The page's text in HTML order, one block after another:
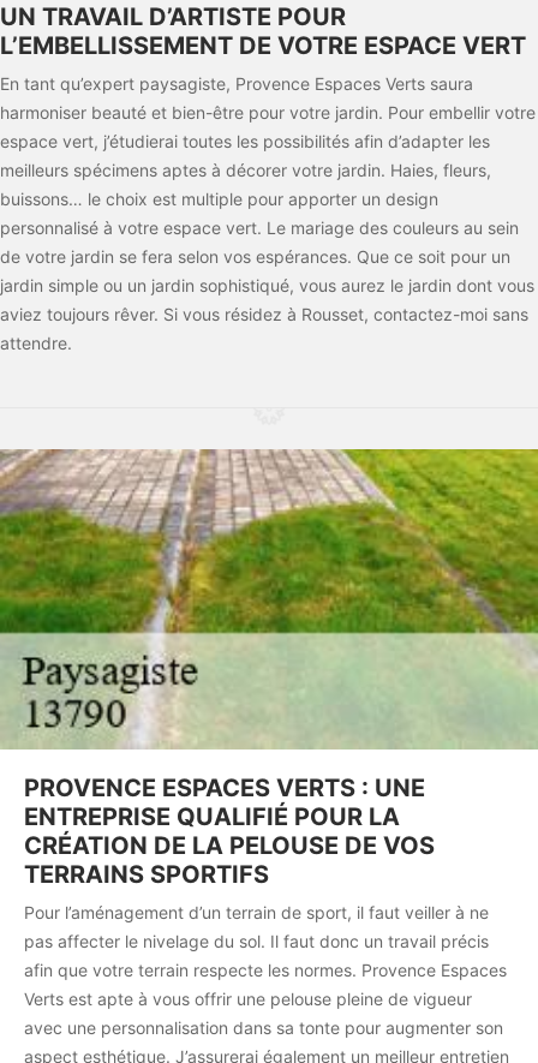
UN TRAVAIL D’ARTISTE POUR
L’EMBELLISSEMENT DE VOTRE ESPACE VERT
En tant qu’expert paysagiste, Provence Espaces Verts saura
harmoniser beauté et bien-être pour votre jardin. Pour embellir votre
espace vert, j’étudierai toutes les possibilités afin d’adapter les
meilleurs spécimens aptes à décorer votre jardin. Haies, fleurs,
buissons… le choix est multiple pour apporter un design
personnalisé à votre espace vert. Le mariage des couleurs au sein
de votre jardin se fera selon vos espérances. Que ce soit pour un
jardin simple ou un jardin sophistiqué, vous aurez le jardin dont vous
aviez toujours rêver. Si vous résidez à Rousset, contactez-moi sans
attendre.
PROVENCE ESPACES VERTS : UNE
ENTREPRISE QUALIFIÉ POUR LA
CRÉATION DE LA PELOUSE DE VOS
TERRAINS SPORTIFS
Pour l’aménagement d’un terrain de sport, il faut veiller à ne
pas affecter le nivelage du sol. Il faut donc un travail précis
afin que votre terrain respecte les normes. Provence Espaces
Verts est apte à vous offrir une pelouse pleine de vigueur
avec une personnalisation dans sa tonte pour augmenter son
aspect esthétique. J’assurerai également un meilleur entretien